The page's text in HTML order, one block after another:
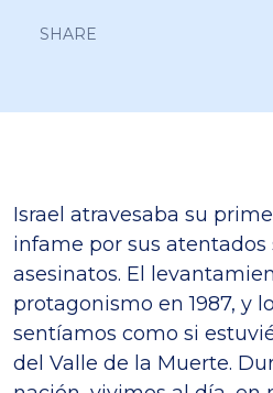
SHARE
Israel atravesaba su
infame por sus atentados
asesinatos. El
protagonismo en 1987, y
sentíamos como si
del Valle de la Muerte.